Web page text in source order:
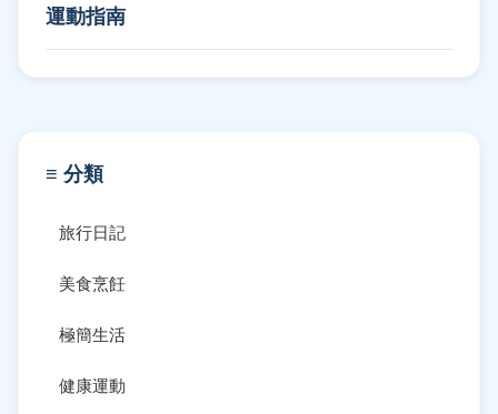
運動指南
≡ 分類
旅行日記
美食烹飪
極簡生活
健康運動